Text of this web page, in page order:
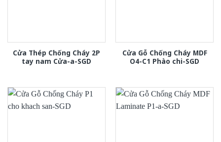
Cửa Thép Chống Cháy 2P
tay nam Cửa-a-SGD
Cửa Gỗ Chống Cháy MDF
O4-C1 Phào chi-SGD